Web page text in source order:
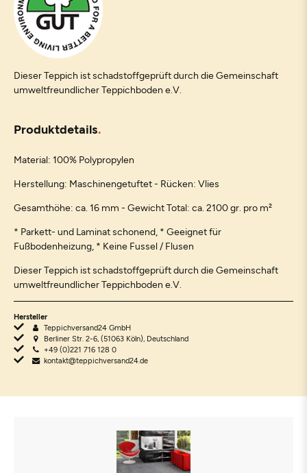
Dieser Teppich ist schadstoffgeprüft durch die Gemeinschaft
umweltfreundlicher Teppichboden e.V.
Produktdetails
Material: 100% Polypropylen
Herstellung: Maschinengetuftet - Rücken: Vlies
Gesamthöhe: ca. 16 mm - Gewicht Total: ca. 2100 gr. pro m²
* Parkett- und Laminat schonend, * Geeignet für
Fußbodenheizung, * Keine Fussel / Flusen
Dieser Teppich ist schadstoffgeprüft durch die Gemeinschaft
umweltfreundlicher Teppichboden e.V.
Hersteller
Teppichversand24 GmbH
Berliner Str. 2-6, (51063 Köln), Deutschland
+49 (0)221 716 128 0
kontakt@teppichversand24.de